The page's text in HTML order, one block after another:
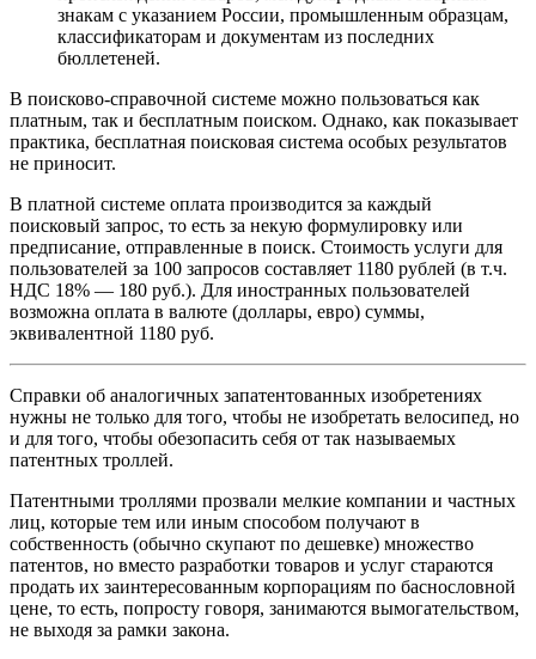
знакам с указанием России, промышленным образцам,
классификаторам и документам из последних
бюллетеней.
В поисково-справочной системе можно пользоваться как
платным, так и бесплатным поиском. Однако, как показывает
практика, бесплатная поисковая система особых результатов
не приносит.
В платной системе оплата производится за каждый
поисковый запрос, то есть за некую формулировку или
предписание, отправленные в поиск. Стоимость услуги для
пользователей за 100 запросов составляет 1180 рублей (в т.ч.
НДС 18% — 180 руб.). Для иностранных пользователей
возможна оплата в валюте (доллары, евро) суммы,
эквивалентной 1180 руб.
Справки об аналогичных запатентованных изобретениях
нужны не только для того, чтобы не изобретать велосипед, но
и для того, чтобы обезопасить себя от так называемых
патентных троллей.
Патентными троллями прозвали мелкие компании и частных
лиц, которые тем или иным способом получают в
собственность (обычно скупают по дешевке) множество
патентов, но вместо разработки товаров и услуг стараются
продать их заинтересованным корпорациям по баснословной
цене, то есть, попросту говоря, занимаются вымогательством,
не выходя за рамки закона.